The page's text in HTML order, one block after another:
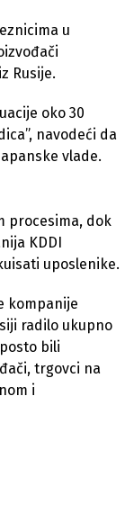
u
Rusije.
oko 30
navodeći da
vlade.
procesima, dok
KDDI
uposlenike.
kompanije
radilo ukupno
bili
trgovci na
i